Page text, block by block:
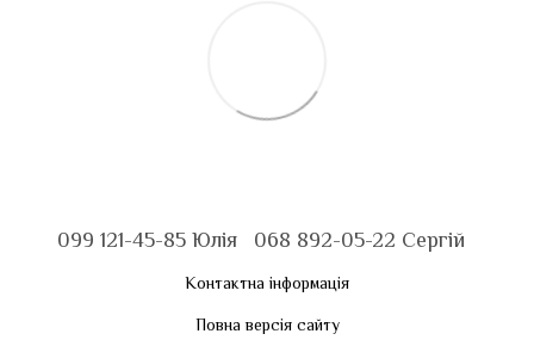
099 121-45-85 Юлія 068 892-05-22 Сергій
Контактна інформація
Повна версія сайту